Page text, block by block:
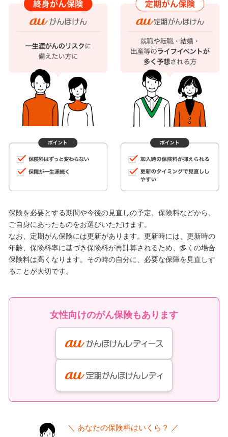
保険を必要とする期間や今後の見直しの予定、保険料などから、
ご自身にあったものをお選びいただけます。
なお、定期がん保険には更新があります。更新時には、更新時の
年齢、保険料率に基づき保険料が再計算されるため、多くの場合
保険料は高くなります。その時の自分に、必要な保障を見直しす
ることが大切です。
女性向けのがん保険もあります
＼ あなたの保険料はいくら？ ／